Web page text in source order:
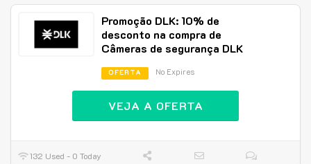
Promoção DLK: 10% de
desconto na compra de
Câmeras de segurança DLK
OFERTA No Expires
VEJA A OFERTA
132 Used - 0 Today